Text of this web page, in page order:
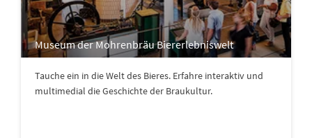
Museum der Mohrenbräu Biererlebniswelt
Tauche ein in die Welt des Bieres. Erfahre interaktiv und
multimedial die Geschichte der Braukultur.